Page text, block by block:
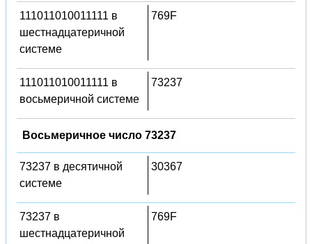
111011010011111 в
шестнадцатеричной
системе
769F
111011010011111 в
восьмеричной системе
73237
Восьмеричное число 73237
73237 в десятичной
системе
30367
73237 в
шестнадцатеричной
769F